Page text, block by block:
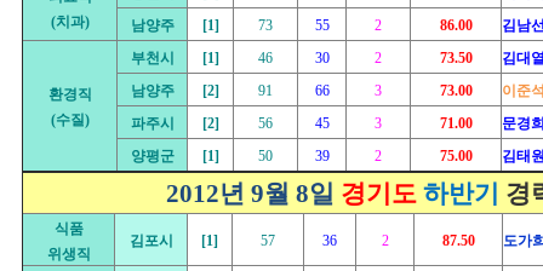
(치과)
남양주
[1] 73 55 2 86.00 김남
환경직
(수질)
부천시 [1] 46 30 2 73.50
김대
남양주
[2] 91 66 3 73.00
이준
파주시
[2] 56 45 3 71.00
문경
양평군
[1] 50 39 2 75.00 김태
2012년 9월 8일 경기도 하반기 경
식품
위생직
김포시 [1] 57 36 2 87.50 도가